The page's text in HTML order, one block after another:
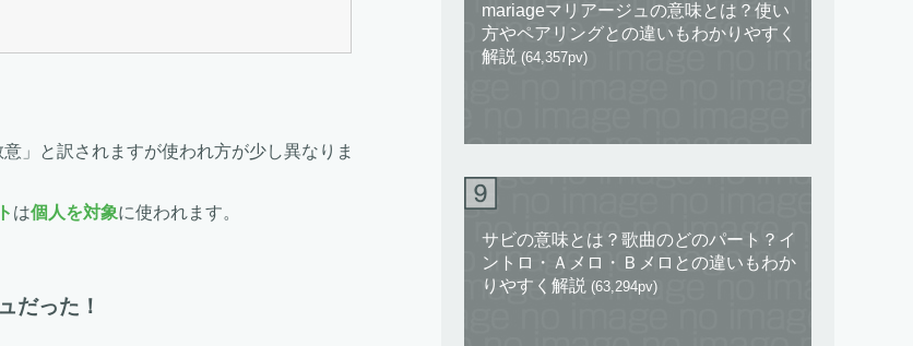
意」と訳されますが使われ方が少し異なりま
は個人を対象に使われます。
だった！
mariageマリアージュの意味とは？使い
方やペアリングとの違いもわかりやすく
解説 (64,357pv)
サビの意味とは？歌曲のどのパート？イ
ントロ・Ａメロ・Ｂメロとの違いもわか
りやすく解説 (63,294pv)